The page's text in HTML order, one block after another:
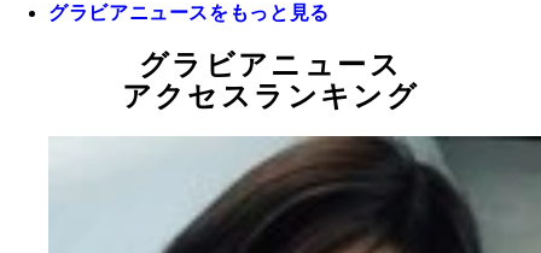
グラビアニュースをもっと見る
グラビアニュース
アクセスランキング